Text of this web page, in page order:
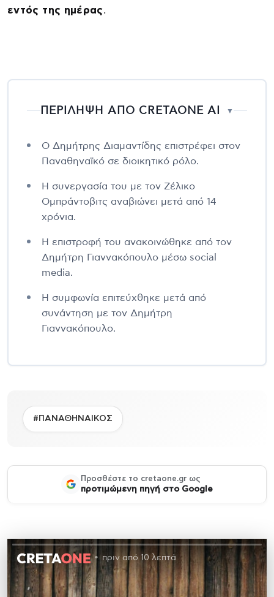
εντός της ημέρας.
ΠΕΡΙΛΗΨΗ ΑΠΟ CRETAONE AI ▼
Ο Δημήτρης Διαμαντίδης επιστρέφει στον
Παναθηναϊκό σε διοικητικό ρόλο.
Η συνεργασία του με τον Ζέλικο
Ομπράντοβιτς αναβιώνει μετά από 14
χρόνια.
Η επιστροφή του ανακοινώθηκε από τον
Δημήτρη Γιαννακόπουλο μέσω social
media.
Η συμφωνία επιτεύχθηκε μετά από
συνάντηση με τον Δημήτρη
Γιαννακόπουλο.
#ΠΑΝΑΘΗΝΑΙΚΟΣ
Προσθέστε το cretaone.gr ως
προτιμώμενη πηγή στο Google
πριν από 10 λεπτά